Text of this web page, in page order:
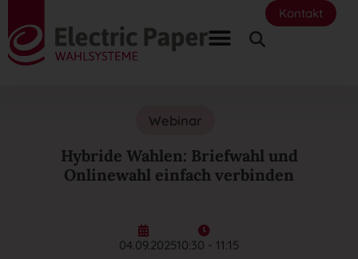
Kontakt
Webinar
Hybride Wahlen: Briefwahl und
Onlinewahl einfach verbinden
04.09.202510:30 - 11:15